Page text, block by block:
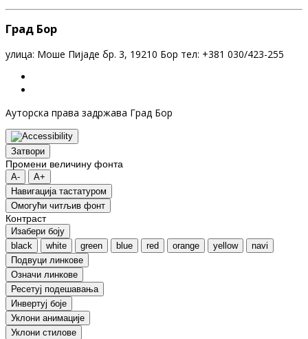
Град Бор
улица: Моше Пијаде бр. 3, 19210 Бор тел: +381 030/423-255
Ауторска права задржава Град Бор
Затвори
Промени величину фонта
A-
A+
Навигација тастатуром
Oмогући читљив фонт
Контраст
Изабери боју
black
white green blue red orange yellow
navi
Подвуци линкове
Означи линкове
Ресетуј подешавања
Инвертуј боје
Уклони анимације
Уклони стилове